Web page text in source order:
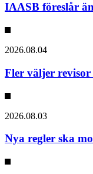
IAASB föreslår
2026.08.04
Fler väljer
2026.08.03
Nya regler ska